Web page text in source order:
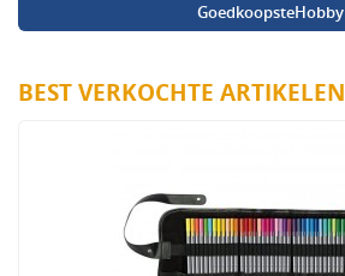
GoedkoopsteHobby
BEST VERKOCHTE ARTIKELEN